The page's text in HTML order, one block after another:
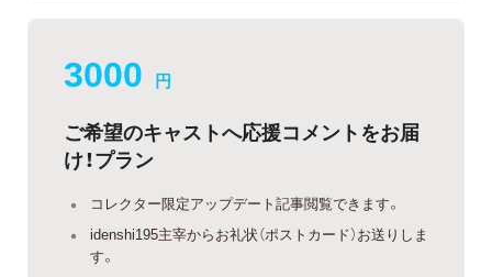
3000 円
ご希望のキャストへ応援コメントをお届
け！プラン
コレクター限定アップデート記事閲覧できます。
idenshi195主宰からお礼状（ポストカード）お送りしま
す。